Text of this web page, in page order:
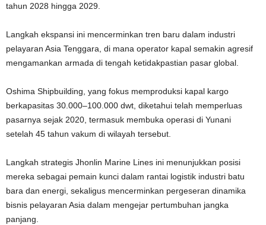
tahun 2028 hingga 2029.
Langkah ekspansi ini mencerminkan tren baru dalam industri
pelayaran Asia Tenggara, di mana operator kapal semakin agresif
mengamankan armada di tengah ketidakpastian pasar global.
Oshima Shipbuilding, yang fokus memproduksi kapal kargo
berkapasitas 30.000–100.000 dwt, diketahui telah memperluas
pasarnya sejak 2020, termasuk membuka operasi di Yunani
setelah 45 tahun vakum di wilayah tersebut.
Langkah strategis Jhonlin Marine Lines ini menunjukkan posisi
mereka sebagai pemain kunci dalam rantai logistik industri batu
bara dan energi, sekaligus mencerminkan pergeseran dinamika
bisnis pelayaran Asia dalam mengejar pertumbuhan jangka
panjang.